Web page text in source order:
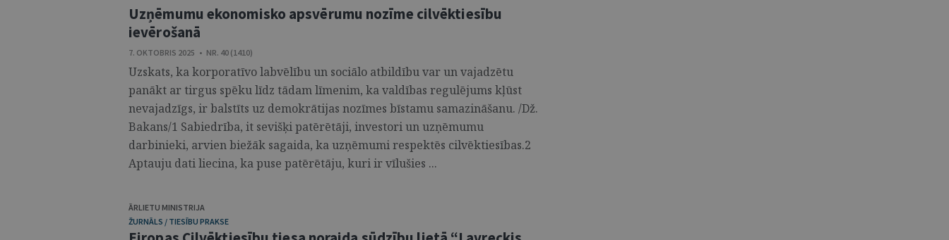
Uzņēmumu ekonomisko apsvērumu nozīme cilvēktiesību
ievērošanā
7. OKTOBRIS 2025 • NR. 40 (1410)
Uzskats, ka korporatīvo labvēlību un sociālo atbildību var un vajadzētu
panākt ar tirgus spēku līdz tādam līmenim, ka valdības regulējums kļūst
nevajadzīgs, ir balstīts uz demokrātijas nozīmes bīstamu samazināšanu. /Dž.
Bakans/1 Sabiedrība, it sevišķi patērētāji, investori un uzņēmumu
darbinieki, arvien biežāk sagaida, ka uzņēmumi respektēs cilvēktiesības.2
Aptauju dati liecina, ka puse patērētāju, kuri ir vīlušies ...
ĀRLIETU MINISTRIJA
ŽURNĀLS / TIESĪBU PRAKSE